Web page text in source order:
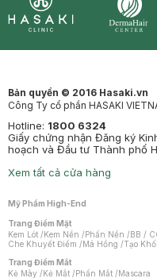
Bản quyền © 2016 Hasaki.vn
Công Ty cổ phần HASAKI
Hotline: 1800 6324
Giấy chứng nhận Đăng ký
hoạch và Đầu tư Thành phố
Xem tất cả cửa hàng
Mỹ Phẩm High-End
Trang Điểm Mặt
Kem Lót /Kem Nền /Phấn Nền /BB /
Che Khuyết Điểm /Má Hồng /Tạo
Trang Điểm Mắt
Kẻ Mày /Kẻ Mắt /Phấn Mắt /Mascara